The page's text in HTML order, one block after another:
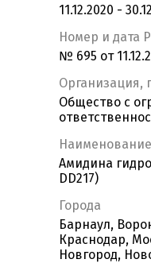
11.12.2020 -
Номер и дата
№ 695 от
Организация,
Общество с
Амидина
DD217)
Города
Барнаул,
Краснодар,
Новгород,